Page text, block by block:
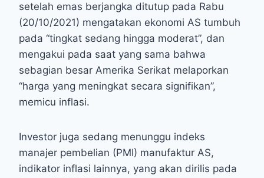
setelah emas berjangka ditutup pada Rabu
(20/10/2021) mengatakan ekonomi AS tumbuh
pada “tingkat sedang hingga moderat”, dan
mengakui pada saat yang sama bahwa
sebagian besar Amerika Serikat melaporkan
“harga yang meningkat secara signifikan”,
memicu inflasi.
Investor juga sedang menunggu indeks
manajer pembelian (PMI) manufaktur AS,
indikator inflasi lainnya, yang akan dirilis pada